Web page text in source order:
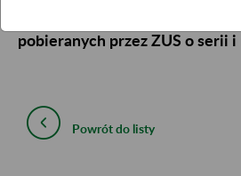
pobieranych przez ZUS o serii
Powrót do listy